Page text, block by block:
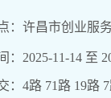
：许昌市创业服
：2025-11-14 至
：4路 71路 19路